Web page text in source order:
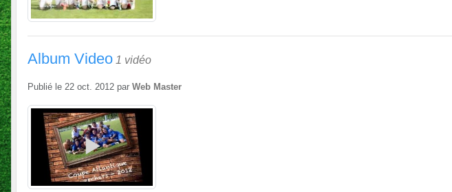
Album Video 1 vidéo
Publié le 22 oct. 2012 par Web Master